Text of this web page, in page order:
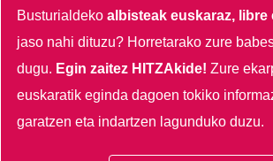
Busturialdekoalbisteak euskaraz, libre
jaso nahi dituzu? Horretarako zure
dugu. Egin zaitez HITZAkide!Zure
euskaratik eginda dagoen tokiko
garatzen eta indartzen lagunduko duzu.